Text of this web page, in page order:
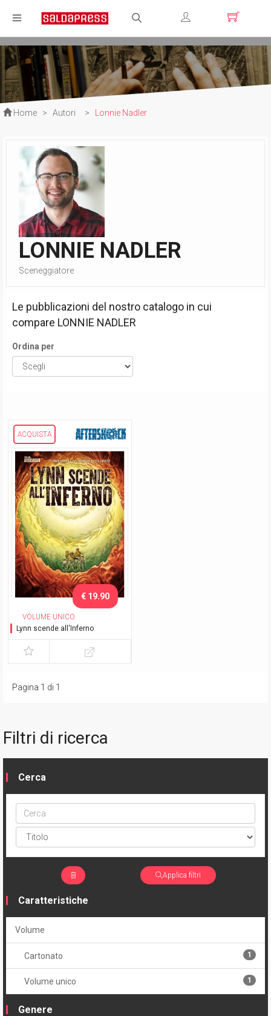
Registrati
Login
Home > Autori > Lonnie Nadler
LONNIE NADLER
Sceneggiatore
Le pubblicazioni del nostro catalogo in cui
compare LONNIE NADLER
Ordina per
ACQUISTA
VOLUME UNICO
Lynn scende all'Inferno
€ 19.90
Pagina 1 di 1
Filtri di ricerca
Cerca
Cerca
ptype
Applica filtri
Caratteristiche
Volume
Cartonato 1
Volume unico 1
Genere